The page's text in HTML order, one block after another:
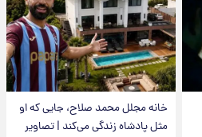
خانه مجلل محمد صلاح، جایی که او
مثل پادشاه زندگی می‌کند | تصاویر